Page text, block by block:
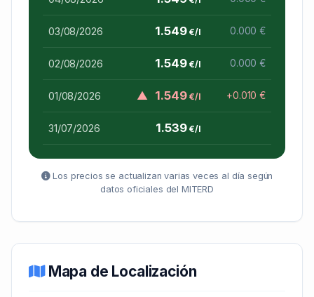
03/08/2026 1.549€/l 0.000 €
02/08/2026 1.549€/l 0.000 €
01/08/2026 ▲ 1.549€/l +0.010 €
31/07/2026 1.539€/l
Los precios se actualizan varias veces al día según
datos oficiales del MITERD
Mapa de Localización